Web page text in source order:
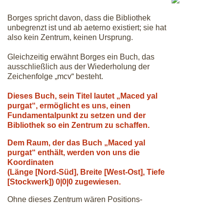
Borges spricht davon, dass die Bibliothek
unbegrenzt ist und ab aeterno existiert; sie hat
also kein Zentrum, keinen Ursprung.
Gleichzeitig erwähnt Borges ein Buch, das
ausschließlich aus der Wiederholung der
Zeichenfolge „mcv“ besteht.
Dieses Buch, sein Titel lautet „Maced yal
purgat“, ermöglicht es uns, einen
Fundamentalpunkt zu setzen und der
Bibliothek so ein Zentrum zu schaffen.
Dem Raum, der das Buch „Maced yal
purgat“ enthält, werden von uns die
Koordinaten
(Länge [Nord-Süd], Breite [West-Ost], Tiefe
[Stockwerk]) 0|0|0 zugewiesen.
Ohne dieses Zentrum wären Positions-